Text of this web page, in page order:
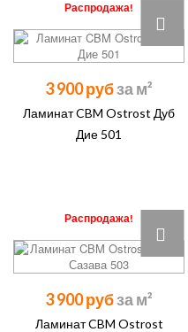
Распродажа!
3 900 руб
Ламинат CBM Ostrost Дуб
Дие 501
Распродажа!
3 900 руб
Ламинат CBM Ostrost